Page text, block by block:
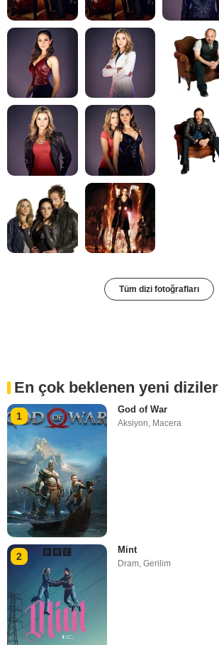
Tüm dizi fotoğrafları
En çok beklenen yeni diziler
1
God of War
Aksiyon, Macera
2
Mint
Dram,Gerilim